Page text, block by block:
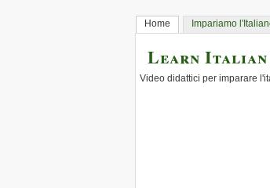
Home Impariamo
Learn Italian
Video didattici per imparare